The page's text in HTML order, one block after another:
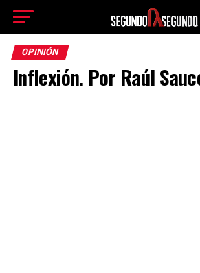
OPINIÓN
Inflexión. Por Raúl